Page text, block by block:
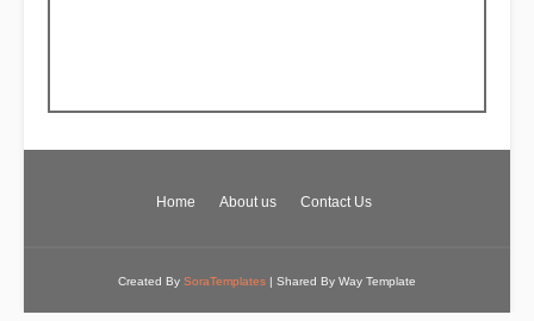
Home About us Contact Us
Created By SoraTemplates | Shared By Way Template